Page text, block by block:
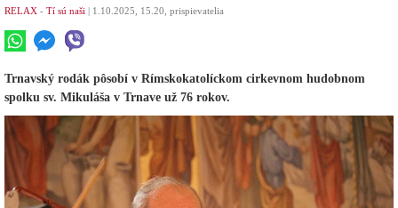
RELAX - Tí sú naši | 1.10.2025, 15.20, prispievatelia
Trnavský rodák pôsobí v Rímskokatolíckom cirkevnom hudobnom
spolku sv. Mikuláša v Trnave už 76 rokov.